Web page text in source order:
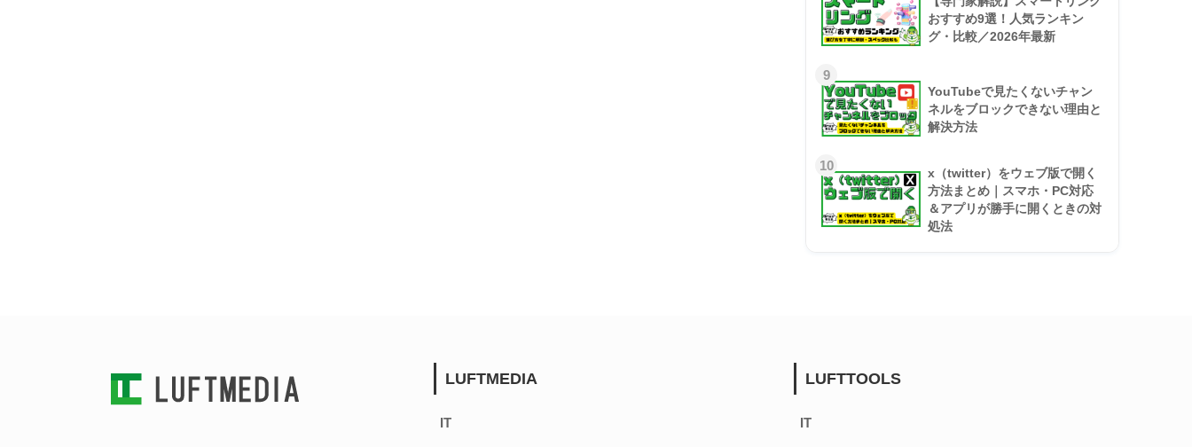
おすすめ9選！人気ランキン
グ・比較／2026年最新
9
YouTubeで見たくないチャン
ネルをブロックできない理由と
解決方法
10
x（twitter）をウェブ版で開く
方法まとめ｜スマホ・PC対応
＆アプリが勝手に開くときの対
処法
LUFTMEDIA
IT
LUFTTOOLS
IT